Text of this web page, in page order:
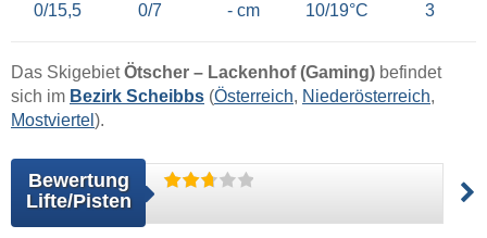
0/15,5 0/7 - cm 10/19°C 3
Das SkigebietÖtscher – Lackenhof (Gaming) befindet
sich im Bezirk Scheibbs (Österreich, Niederösterreich,
Mostviertel ).
Bewertung
Lifte/Pisten